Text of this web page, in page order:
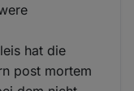
hat die
post mortem